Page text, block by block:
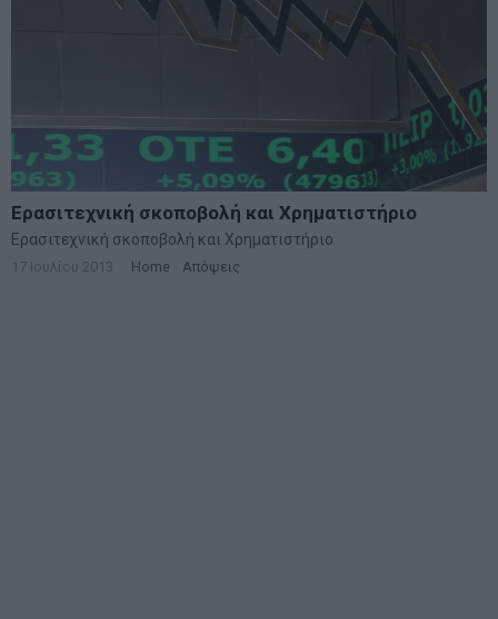
Ερασιτεχνική σκοποβολή και Χρηματιστήριο
Ερασιτεχνική σκοποβολή και Χρηματιστήριο
17 Ιουλίου 2013 Home Απόψεις